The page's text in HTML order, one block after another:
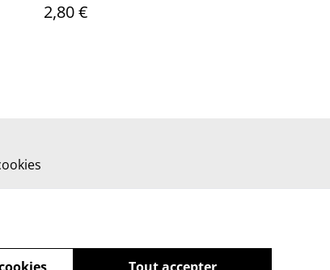
2,80 €
Tout accepter